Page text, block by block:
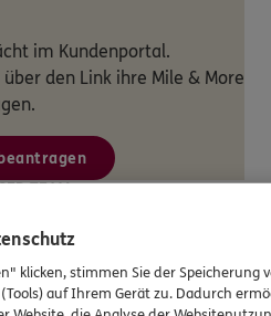
im Kundenportal.
den Link ihre Mile & More
TEAM
Brotzmann
klicken, stimmen Sie der Speicherung
auf Ihrem Gerät zu. Dadurch